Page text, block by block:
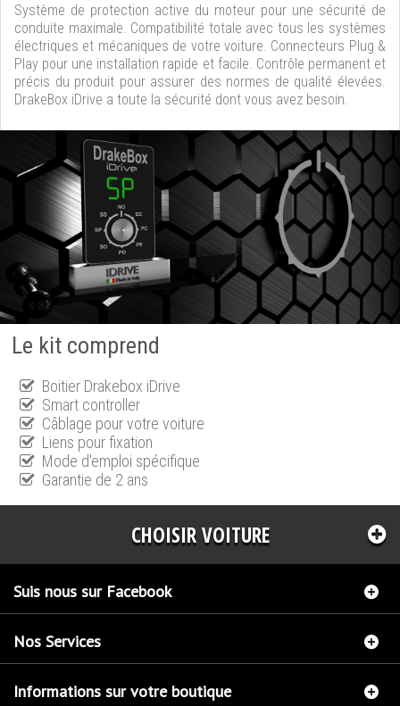
Système de protection active du moteur pour une sécurité de
conduite maximale. Compatibilité totale avec tous les systèmes
électriques et mécaniques de votre voiture. Connecteurs Plug &
Play pour une installation rapide et facile. Contrôle permanent et
précis du produit pour assurer des normes de qualité élevées.
DrakeBox iDrive a toute la sécurité dont vous avez besoin.
Le kit comprend
Boitier Drakebox iDrive
Smart controller
Câblage pour votre voiture
Liens pour fixation
Mode d'emploi spécifique
Garantie de 2 ans
CHOISIR VOITURE
Suis nous sur Facebook
Nos Services
Informations sur votre boutique